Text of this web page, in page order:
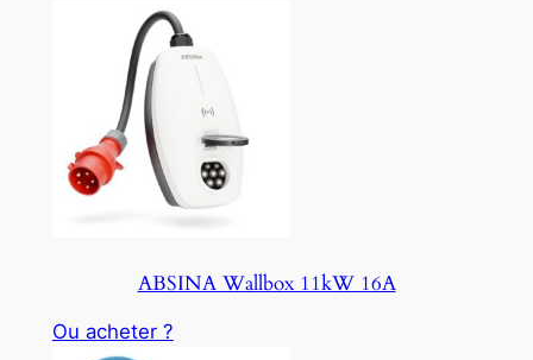
ABSINA Wallbox 11kW 16A
Ou acheter ?